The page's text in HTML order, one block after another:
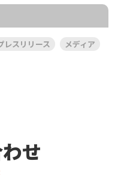
レスリリース
メディア
せ